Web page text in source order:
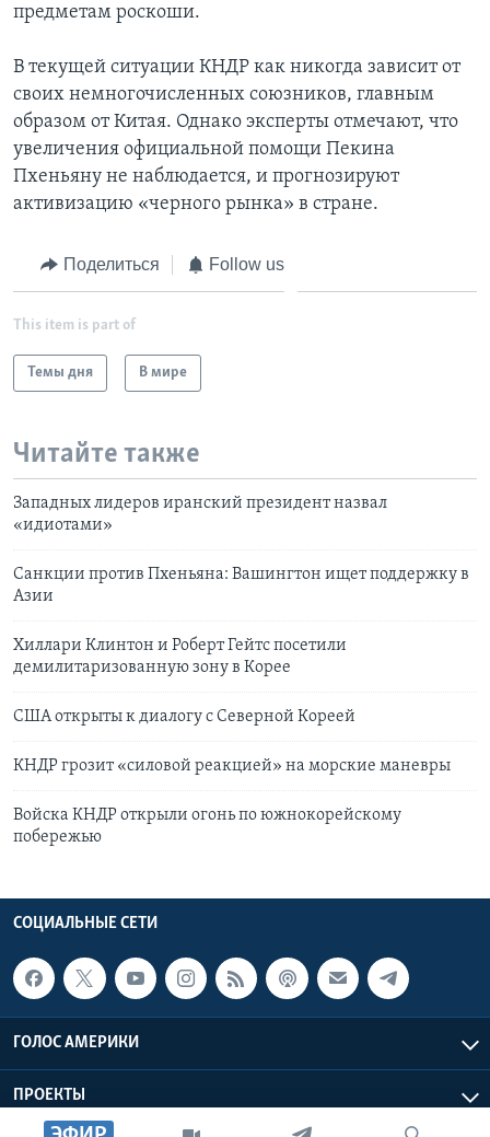
предметам роскоши.
В текущей ситуации КНДР как никогда зависит от
своих немногочисленных союзников, главным
образом от Китая. Однако эксперты отмечают, что
увеличения официальной помощи Пекина
Пхеньяну не наблюдается, и прогнозируют
активизацию «черного рынка» в стране.
Поделиться Follow us
This item is part of
Темы дня В мире
Читайте также
Западных лидеров иранский президент назвал
«идиотами»
Санкции против Пхеньяна: Вашингтон ищет поддержку в
Азии
Хиллари Клинтон и Роберт Гейтс посетили
демилитаризованную зону в Корее
США открыты к диалогу с Северной Кореей
КНДР грозит «силовой реакцией» на морские маневры
Войска КНДР открыли огонь по южнокорейскому
побережью
СОЦИАЛЬНЫЕ СЕТИ
ГОЛОС АМЕРИКИ
ПРОЕКТЫ